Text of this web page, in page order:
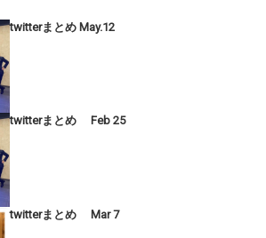
twitterまとめ May.12
twitterまとめ Feb 25
twitterまとめ Mar 7